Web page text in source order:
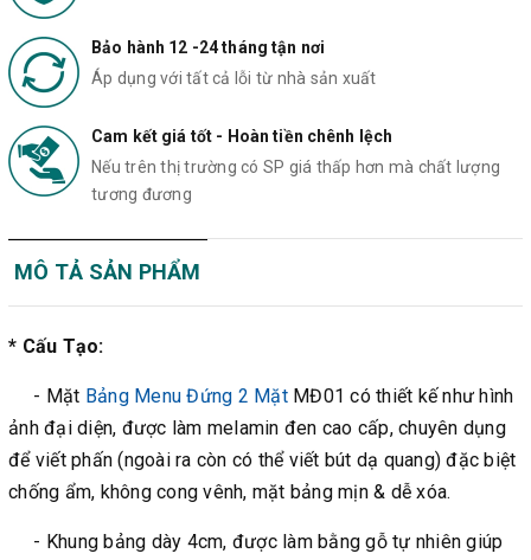
Bảo hành 12 -24 tháng tận nơi
Áp dụng với tất cả lỗi từ nhà sản xuất
Cam kết giá tốt - Hoàn tiền chênh lệch
Nếu trên thị trường có SP giá thấp hơn mà chất lượng
tương đương
MÔ TẢ SẢN PHẨM
* Cấu Tạo:
- Mặt Bảng MenuĐứng 2 MặtMĐ01 có thiết kế như hình
ảnh đại diện, được làm melamin đen cao cấp, chuyên dụng
để viết phấn (ngoài ra còn có thể viết bút dạ quang) đặc biệt
chống ẩm, không cong vênh, mặt bảng mịn & dễ xóa.
- Khung bảng dày 4cm, được làm bằng gỗ tự nhiên giúp